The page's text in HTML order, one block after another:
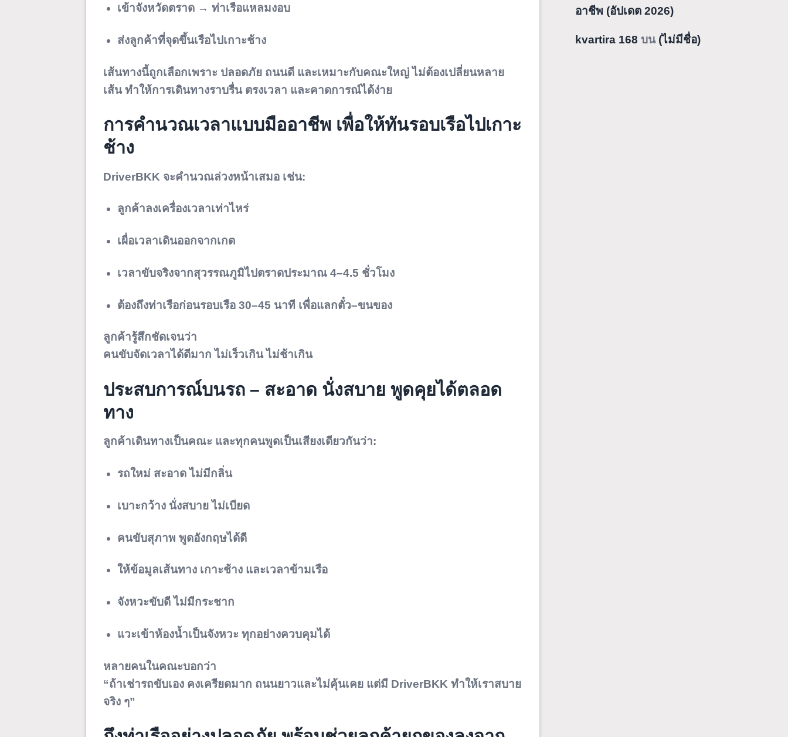
เข้าจังหวัดตราด → ท่าเรือแหลมงอบ
ส่งลูกค้าที่จุดขึ้นเรือไปเกาะช้าง
เส้นทางนี้ถูกเลือกเพราะ ปลอดภัย ถนนดี และเหมาะกับคณะใหญ่ไม่ต้องเปลี่ยนหลาย
เส้น ทำให้การเดินทางราบรื่น ตรงเวลา และคาดการณ์ได้ง่าย
การคำนวณเวลาแบบมืออาชีพ เพื่อให้ทันรอบเรือไปเกาะ
ช้าง
DriverBKK จะคำนวณล่วงหน้าเสมอ เช่น:
ลูกค้าลงเครื่องเวลาเท่าไหร่
เผื่อเวลาเดินออกจากเกต
เวลาขับจริงจากสุวรรณภูมิไปตราดประมาณ4–4.5 ชั่วโมง
ต้องถึงท่าเรือก่อนรอบเรือ30–45 นาที เพื่อแลกตั๋ว–ขนของ
ลูกค้ารู้สึกชัดเจนว่า
คนขับจัดเวลาได้ดีมาก ไม่เร็วเกิน ไม่ช้าเกิน
ประสบการณ์บนรถ – สะอาด นั่งสบาย พูดคุยได้ตลอด
ทาง
ลูกค้าเดินทางเป็นคณะ และทุกคนพูดเป็นเสียงเดียวกันว่า:
รถใหม่ สะอาด ไม่มีกลิ่น
เบาะกว้าง นั่งสบาย ไม่เบียด
คนขับสุภาพ พูดอังกฤษได้ดี
ให้ข้อมูลเส้นทาง เกาะช้าง และเวลาข้ามเรือ
จังหวะขับดี ไม่มีกระชาก
แวะเข้าห้องน้ำเป็นจังหวะ ทุกอย่างควบคุมได้
หลายคนในคณะบอกว่า
“ถ้าเช่ารถขับเอง คงเครียดมาก ถนนยาวและไม่คุ้นเคย แต่มี DriverBKK ทำให้เราสบาย
จริง ๆ”
อาชีพ (อัปเดต 2026)
kvartira 168 บน (ไม่มีชื่อ)